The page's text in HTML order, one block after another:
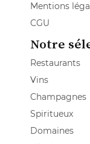
Mentions
CGU
Notre
Restaurants
Vins
Champagnes
Spiritueux
Domaines